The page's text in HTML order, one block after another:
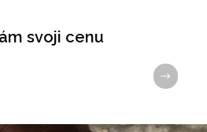
svoji cenu